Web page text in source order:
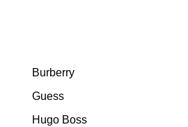
Burberry
Guess
Hugo Boss